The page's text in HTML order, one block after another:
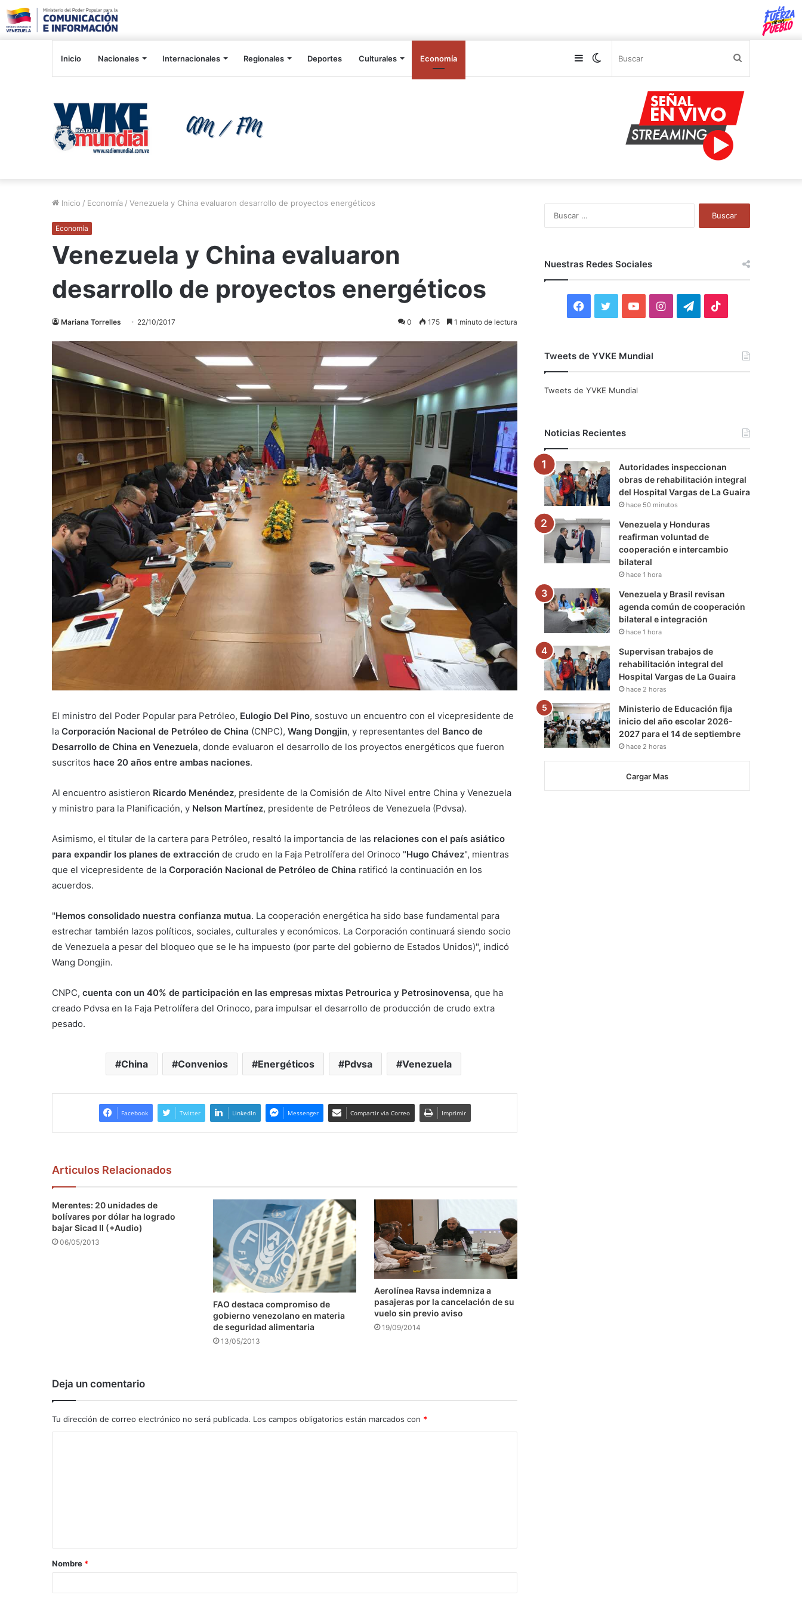
Inicio Nacionales Internacionales Regionales Deportes Culturales Economía Switch
Sidebar
Inicio / Economía / Venezuela y China evaluaron desarrollo de proyectos energéticos
Economía
Venezuela y China evaluaron
desarrollo de proyectos energéticos
Mariana Torrelles 22/10/2017 0 175 1 minuto de lectura
El ministro del Poder Popular para Petróleo, Eulogio Del Pino, sostuvo un encuentro con el vicepresidente de
la Corporación Nacional de Petróleo de China (CNPC), Wang Dongjin, y representantes del Banco de
Desarrollo de China en Venezuela, donde evaluaron el desarrollo de los proyectos energéticos que fueron
suscritos hace 20 años entre ambas naciones.
Al encuentro asistieron Ricardo Menéndez, presidente de la Comisión de Alto Nivel entre China y Venezuela
y ministro para la Planificación, y Nelson Martínez, presidente de Petróleos de Venezuela (Pdvsa).
Asimismo, el titular de la cartera para Petróleo, resaltó la importancia de las relaciones con el país asiático
para expandir los planes de extracción de crudo en la Faja Petrolífera del Orinoco "Hugo Chávez", mientras
que el vicepresidente de la Corporación Nacional de Petróleo de China ratificó la continuación en los
acuerdos.
"Hemos consolidado nuestra confianza mutua. La cooperación energética ha sido base fundamental para
estrechar también lazos políticos, sociales, culturales y económicos. La Corporación continuará siendo socio
de Venezuela a pesar del bloqueo que se le ha impuesto (por parte del gobierno de Estados Unidos)", indicó
Wang Dongjin.
CNPC, cuenta con un 40% de participación en las empresas mixtas Petrourica y Petrosinovensa, que ha
creado Pdvsa en la Faja Petrolífera del Orinoco, para impulsar el desarrollo de producción de crudo extra
pesado.
China Convenios Energéticos Pdvsa Venezuela
Facebook Twitter LinkedIn Messenger Compartir via Correo Imprimir
Articulos Relacionados
Merentes: 20 unidades de
bolívares por dólar ha logrado
bajar Sicad II (+Audio)
06/05/2013
FAO destaca compromiso de
gobierno venezolano en materia
de seguridad alimentaria
13/05/2013
Aerolínea Ravsa indemniza a
pasajeras por la cancelación de su
vuelo sin previo aviso
19/09/2014
Deja un comentario
Tu dirección de correo electrónico no será publicada. Los campos obligatorios están marcados con *
a
r
Nombre *
Nuestras Redes Sociales
F
c
o
k
i
r
Y
u
e
I
r
a
m
T
a
m
Tweets de YVKE Mundial
Tweets de YVKE Mundial
Noticias Recientes
Autoridades inspeccionan
obras de rehabilitación integral
del Hospital Vargas de La Guaira
hace 50 minutos
Venezuela y Honduras
reafirman voluntad de
cooperación e intercambio
bilateral
hace 1 hora
Venezuela y Brasil revisan
agenda común de cooperación
bilateral e integración
hace 1 hora
Supervisan trabajos de
rehabilitación integral del
Hospital Vargas de La Guaira
hace 2 horas
Ministerio de Educación fija
inicio del año escolar 2026-
2027 para el 14 de septiembre
hace 2 horas
Cargar Mas